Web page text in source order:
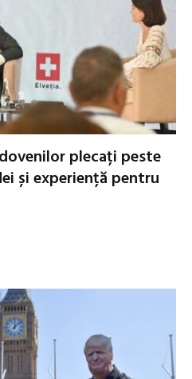
plecați peste
și experiență pentru